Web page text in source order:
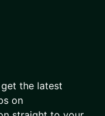
the latest
on